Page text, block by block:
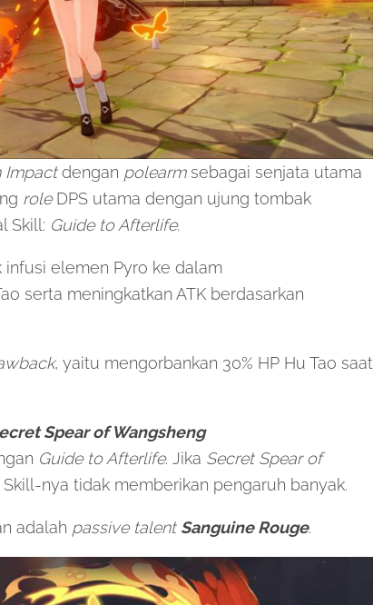
Impactdengan polearmsebagai senjata utama
roleDPS utama dengan ujung tombak
Skill: Guide to Afterlife.
elemen Pyro ke dalam
serta meningkatkan ATK berdasarkan
, yaitu mengorbankan 30% HP Hu Tao saat
Spear of Wangsheng
Guide to Afterlife. Jika Secret Spear of
nya tidak memberikan pengaruh banyak.
adalah passive talent Sanguine Rouge.